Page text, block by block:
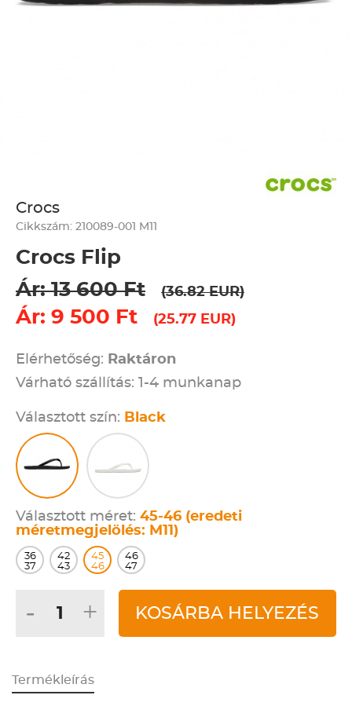
Crocs
Cikkszám: 210089-001 M11
Crocs Flip
Ár: 13 600 Ft
(36.82 EUR)
Ár: 9 500 Ft (25.77 EUR)
Elérhetőség: Raktáron
Várható szállítás: 1-4 munkanap
Választott szín: Black
Választott méret: 45-46 (eredeti
méretmegjelölés: M11)
36
37
42
43
45
46
46
47
- + KOSÁRBA HELYEZÉS
Termékleírás